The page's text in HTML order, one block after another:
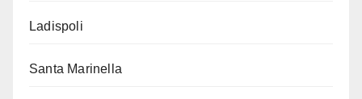
Ladispoli
Santa Marinella